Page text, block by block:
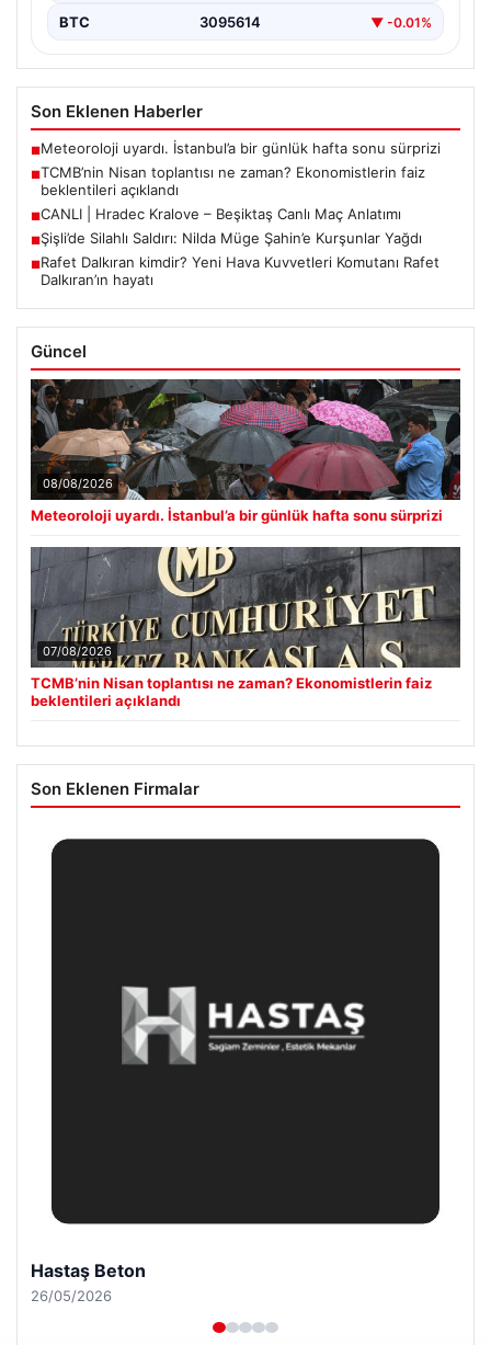
BTC 3095614 ▼ -0.01%
Son Eklenen Haberler
■Meteoroloji uyardı. İstanbul’a bir günlük hafta sonu sürprizi
■TCMB’nin Nisan toplantısı ne zaman? Ekonomistlerin faiz
beklentileri açıklandı
■CANLI | Hradec Kralove – Beşiktaş Canlı Maç Anlatımı
■Şişli’de Silahlı Saldırı: Nilda Müge Şahin’e Kurşunlar Yağdı
■Rafet Dalkıran kimdir? Yeni Hava Kuvvetleri Komutanı Rafet
Dalkıran’ın hayatı
Güncel
08/08/2026
Meteoroloji uyardı. İstanbul’a bir günlük hafta sonu sürprizi
07/08/2026
TCMB’nin Nisan toplantısı ne zaman? Ekonomistlerin faiz
beklentileri açıklandı
Son Eklenen Firmalar
Enes Kaplan Avukatlık Bürosu
28/04/2026